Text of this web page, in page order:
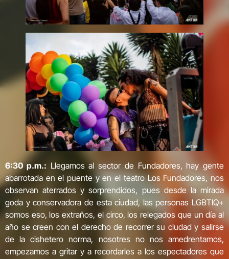
6:30 p.m.: Llegamos al sector de Fundadores, hay gente
abarrotada en el puente y en el teatro Los Fundadores, nos
observan aterrados y sorprendidos, pues desde la mirada
goda y conservadora de esta ciudad, las personas LGBTIQ+
somos eso, los extraños, el circo, los relegados que un día al
año se creen con el derecho de recorrer su ciudad y salirse
de la cishetero norma, nosotres no nos amedrentamos,
empezamos a gritar y a recordarles a los espectadores que